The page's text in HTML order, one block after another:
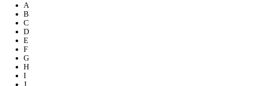
A
B
C
D
E
F
G
H
I
J